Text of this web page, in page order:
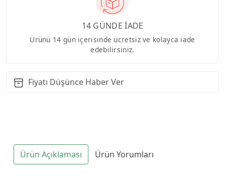
14 GÜNDE İADE
Ürünü 14 gün içerisinde ücretsiz ve kolayca iade
edebilirsiniz.
Fiyatı Düşünce Haber Ver
Ürün Açıklaması Ürün Yorumları